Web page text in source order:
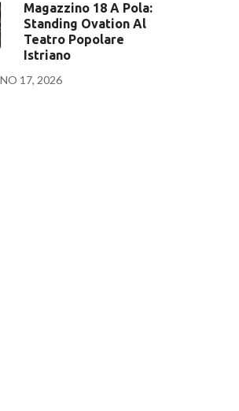
Magazzino 18 A Pola:
Standing Ovation Al
Teatro Popolare
Istriano
17, 2026